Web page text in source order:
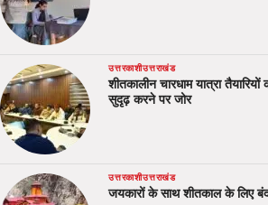
उत्तरकाशीउत्तराखंड
शीतकालीन चारधाम यात्रा
सुदृढ़ करने पर जोर
उत्तरकाशीउत्तराखंड
जयकारों के साथ शीतकाल के लिए